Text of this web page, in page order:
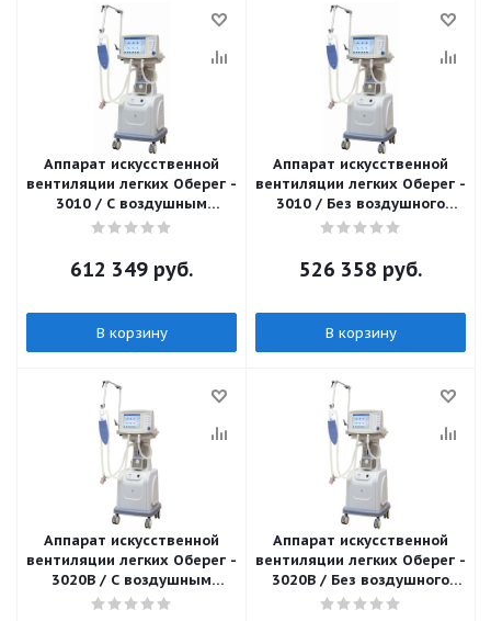
Аппарат искусственной
вентиляции легких Оберег -
3010 / С воздушным
компрессором
612 349 руб.
В корзину
Аппарат искусственной
вентиляции легких Оберег -
3010 / Без воздушного
компрессора
526 358 руб.
В корзину
Аппарат искусственной
вентиляции легких Оберег -
3020B / С воздушным
компрессором
Аппарат искусственной
вентиляции легких Оберег -
3020B / Без воздушного
компрессора